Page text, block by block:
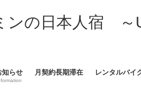
ンの日本人宿 ～
知らせ 月契約長期滞在 レンタルバイ